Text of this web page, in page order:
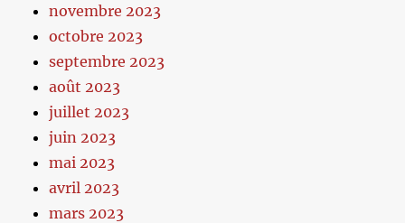
novembre 2023
octobre 2023
septembre 2023
août 2023
juillet 2023
juin 2023
mai 2023
avril 2023
mars 2023